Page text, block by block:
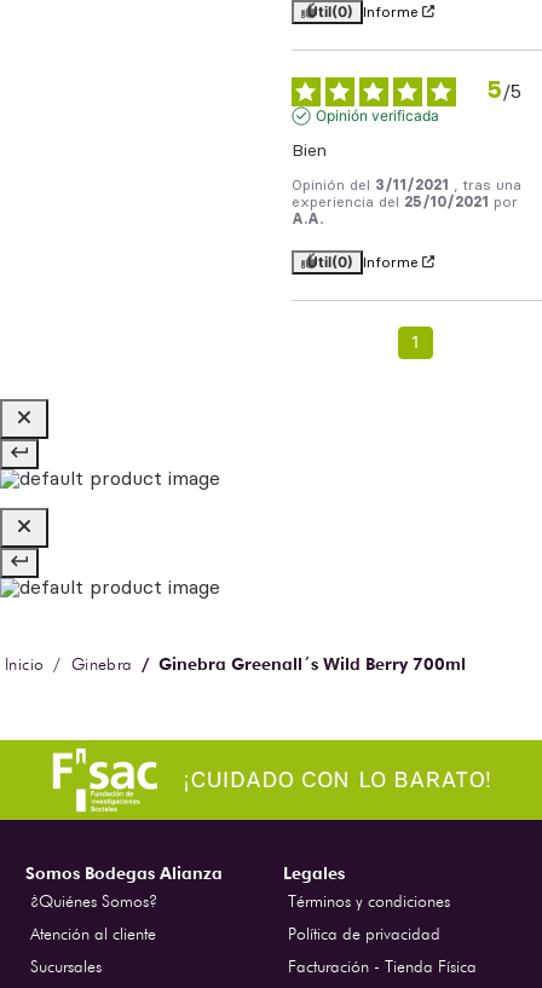
Útil(0) Informe
5/5
Opinión verificada
Bien
Opinión del 3/11/2021
, tras una
experiencia del 25/10/2021
por
A.A.
Útil(0) Informe
1
Ginebra Ginebra Greenall´s Wild Berry 700ml
Somos Bodegas Alianza
¿Quiénes Somos?
Atención al cliente
Sucursales
Legales
Términos y condiciones
Política de privacidad
Facturación - Tienda Física